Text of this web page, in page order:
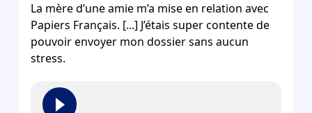
La mère d’une amie m’a mise en relation avec
Papiers Français. [...] J’étais super contente de
pouvoir envoyer mon dossier sans aucun
stress.